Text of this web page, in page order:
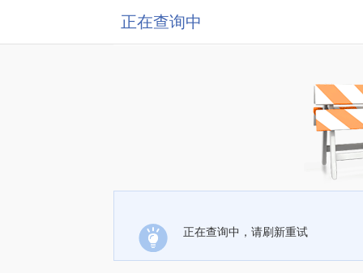
正在查询中
正在查询中，请刷新重试